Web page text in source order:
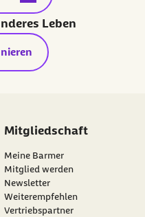
Leben
Mitgliedschaft
Meine Barmer
Mitglied werden
Newsletter
externer Link:
Weiterempfehlen
Vertriebspartner